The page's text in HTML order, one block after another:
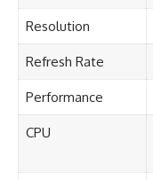
Resolution
Refresh Rate
Performance
CPU